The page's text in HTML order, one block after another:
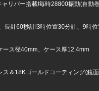
リバー搭載!毎時28800振動(自動
針60秒計!3時位置30分計、9時位
ス径40mm、ケース厚12.4mm
18Kゴールドコーティング(鏡面